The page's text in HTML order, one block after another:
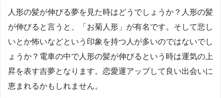
人形の髪が伸びる夢を見た時はどうでしょうか？人形の髪
が伸びると言うと、「お菊人形」が有名です。そして悲し
いとか怖いなどという印象を持つ人が多いのではないでし
ょうか？電車の中で人形の髪が伸びるという時は運気の上
昇を表す吉夢となります。恋愛運アップして良い出会いに
恵まれるかもしれません。